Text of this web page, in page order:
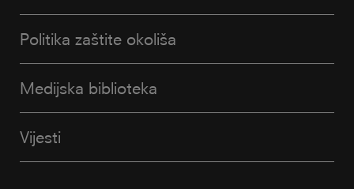
Politika zaštite okoliša
Medijska biblioteka
Vijesti